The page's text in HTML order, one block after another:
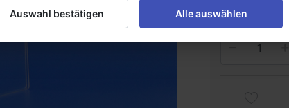
Lieferzeit:
Auswahl bestätigen Alle auswählen